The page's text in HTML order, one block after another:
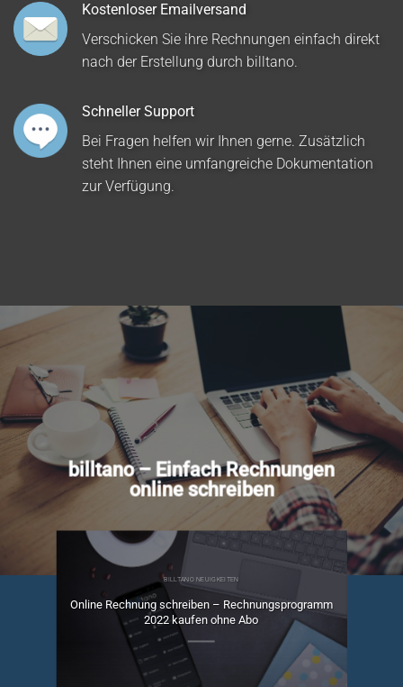
Kostenloser Emailversand
Verschicken Sie ihre Rechnungen einfach direkt
nach der Erstellung durch billtano.
Schneller Support
Bei Fragen helfen wir Ihnen gerne. Zusätzlich
steht Ihnen eine umfangreiche Dokumentation
zur Verfügung.
billtano – Einfach Rechnungen
online schreiben
BILLTANO NEUIGKEITEN
Online Rechnung schreiben – Rechnungsprogramm
2022 kaufen ohne Abo